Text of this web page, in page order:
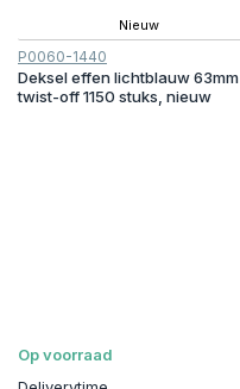
Nieuw
P0060-1440
Deksel effen lichtblauw 63mm
twist-off 1150 stuks, nieuw
Op voorraad